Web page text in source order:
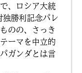
、ロシア大統
勝利記念パレ
のの、さっき
ーマを中立的
ガンダとは言